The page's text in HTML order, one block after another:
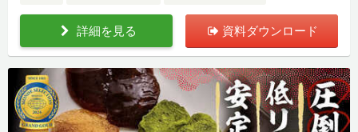
詳細を見る 資料ダウンロード